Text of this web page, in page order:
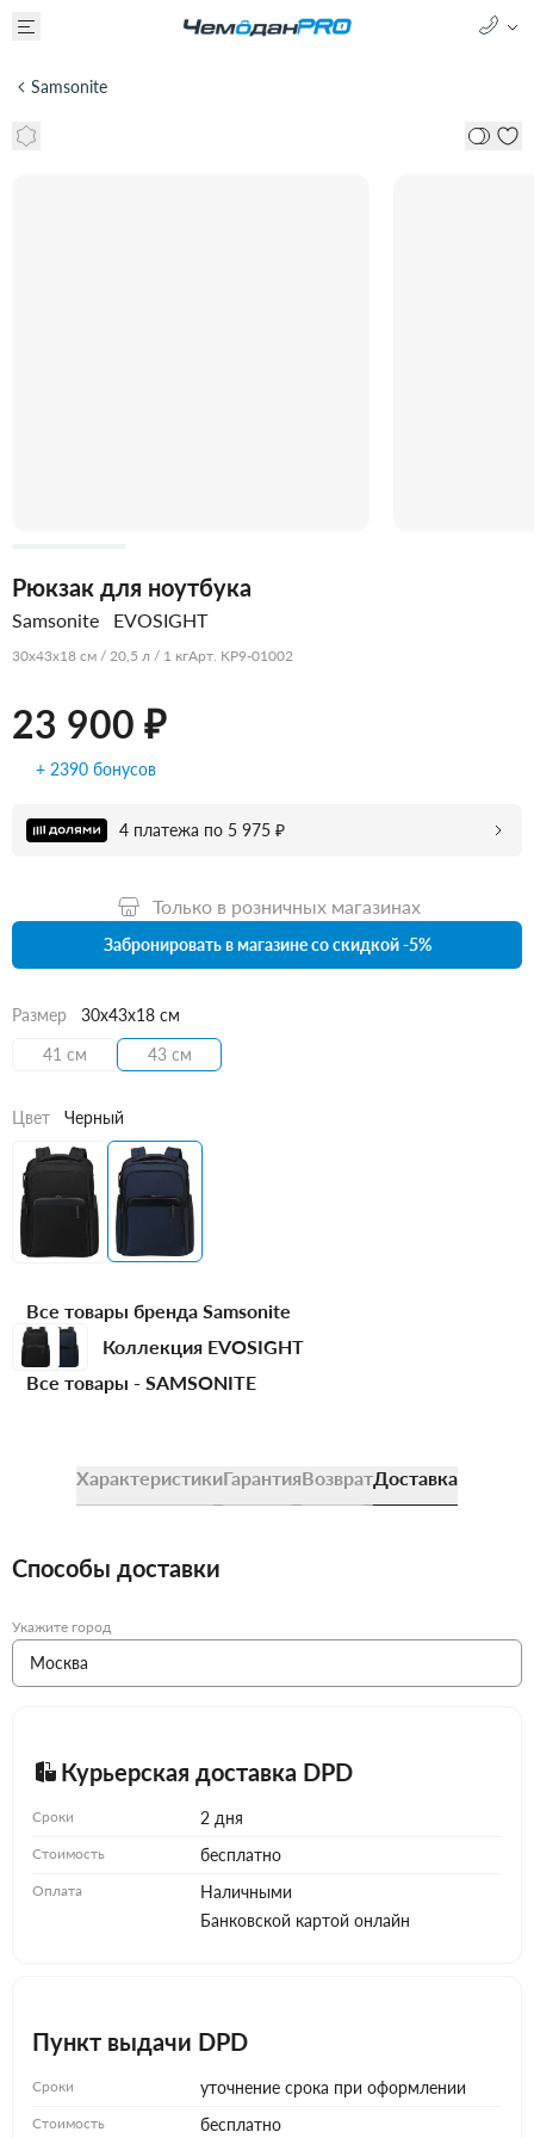
Samsonite
Рюкзак для ноутбука
Samsonite EVOSIGHT
30x43x18 см / 20,5 л / 1 кгАрт. KP9-01002
23 900 ₽
+ 2390 бонусов
4 платежа по 5 975 ₽
Только в розничных магазинах
Забронировать в магазине со скидкой -5%
Размер
30x43x18 см
41 см
43 см
Цвет Черный
Все товары бренда Samsonite
Коллекция EVOSIGHT
Все товары - SAMSONITE
ХарактеристикиГарантияВозвратДоставка
Способы доставки
Укажите город
Курьерская доставка DPD
Сроки 2 дня
Стоимость бесплатно
Оплата
Наличными
Банковской картой онлайн
Пункт выдачи DPD
Сроки уточнение срока при оформлении
Стоимость бесплатно